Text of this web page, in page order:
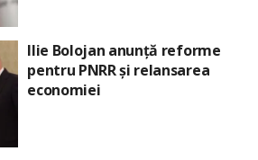
Ilie Bolojan anunță reforme
pentru PNRR și relansarea
economiei